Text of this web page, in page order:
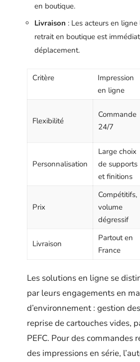
en boutique.
Livraison : Les acteurs en
retrait en boutique est
déplacement.
Critère
Impression
en ligne
Flexibilité
Commande
24/7
Personnalisation
Large choix
de supports
et finitions
Prix
Compétitifs,
volume
dégressif
Livraison
Partout en
France
Les solutions en ligne se
par leurs engagements en
d’environnement : gestion
reprise de cartouches vides,
PEFC. Pour des commandes
des impressions en série,